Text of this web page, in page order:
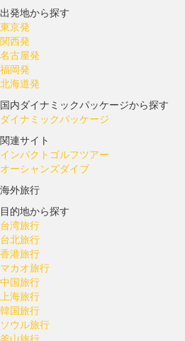
出発地から探す
東京発
関西発
名古屋発
福岡発
北海道発
国内ダイナミックパッケージから探す
ダイナミックパッケージ
関連サイト
インパクトゴルフツアー
オーシャンズダイブ
海外旅行
目的地から探す
台湾旅行
台北旅行
香港旅行
マカオ旅行
中国旅行
上海旅行
韓国旅行
ソウル旅行